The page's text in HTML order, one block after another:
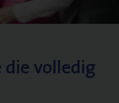
volledig